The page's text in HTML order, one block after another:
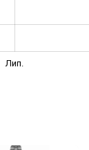
Лип.